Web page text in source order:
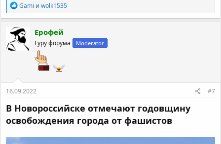
Р
е
а
к
ц
и
Gami иwolk1535
Ерофей
Гуру форума Moderator
16.09.2022 #7
В Новороссийске отмечают годовщину
освобождения города от фашистов